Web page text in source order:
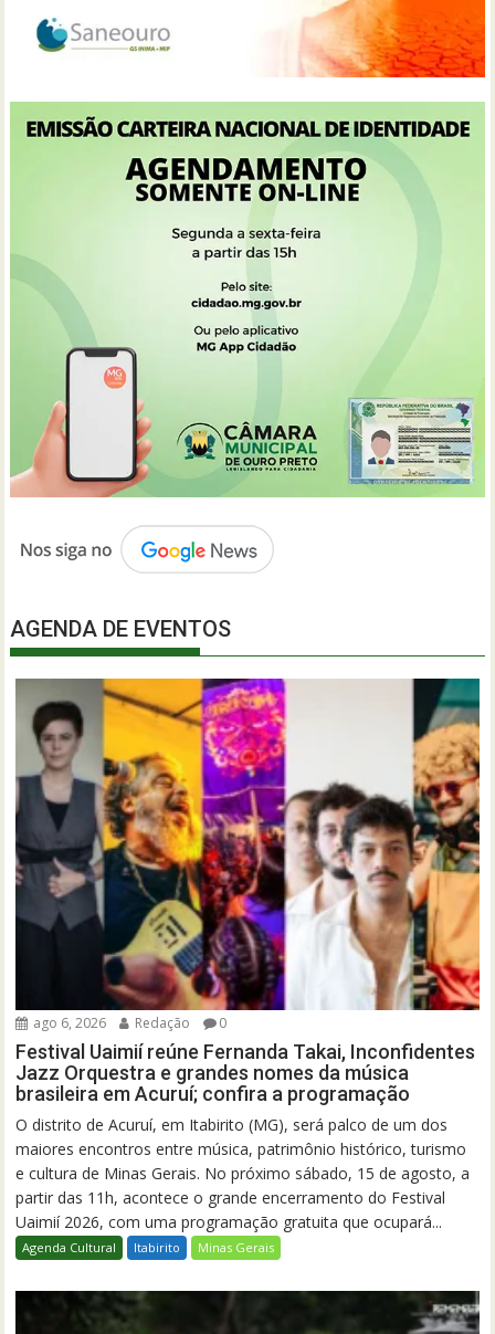
AGENDA DE EVENTOS
ago 6, 2026 Redação 0
Festival Uaimií reúne Fernanda Takai, Inconfidentes
Jazz Orquestra e grandes nomes da música
brasileira em Acuruí; confira a programação
O distrito de Acuruí, em Itabirito (MG), será palco de um dos
maiores encontros entre música, patrimônio histórico, turismo
e cultura de Minas Gerais. No próximo sábado, 15 de agosto, a
partir das 11h, acontece o grande encerramento do Festival
Uaimií 2026, com uma programação gratuita que ocupará...
Agenda Cultural Itabirito Minas Gerais